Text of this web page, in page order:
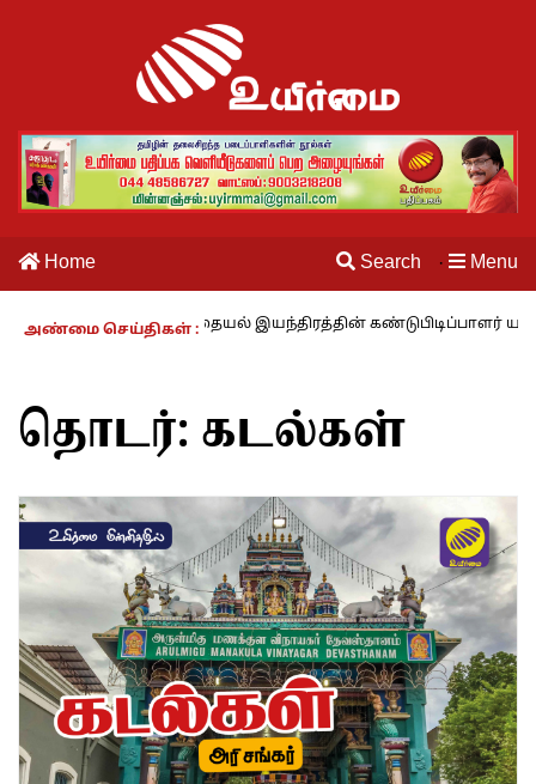
Home Search · Menu
அண்மை செய்திகள் :
காலம் – 27 : தையல் இயந்திரத்தின் கண்டுபிடிப்பாளர் யார்? -
தொடர்: கடல்கள்